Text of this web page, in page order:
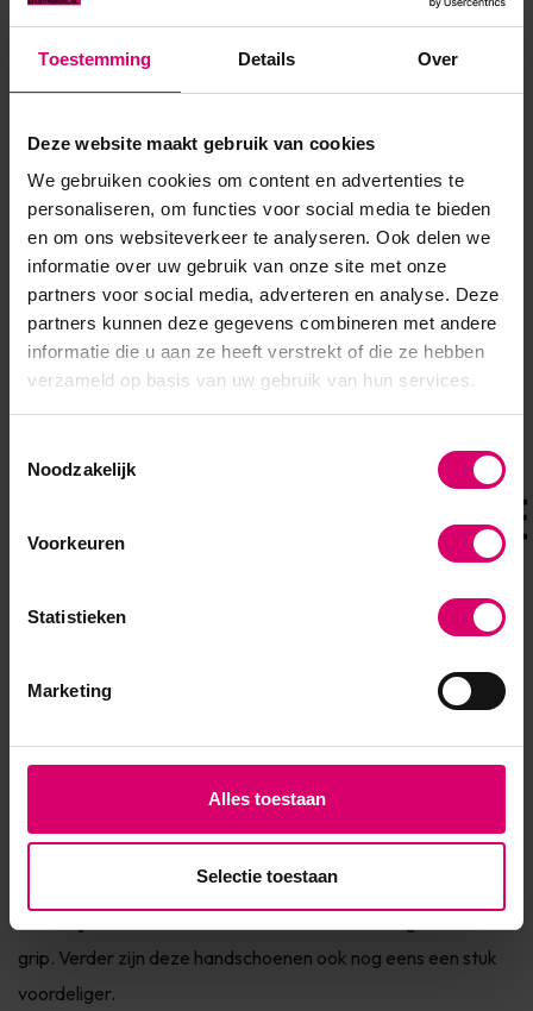
Toestemming Details Over
Deze website maakt gebruik van cookies
We gebruiken cookies om content en advertenties te
personaliseren, om functies voor social media te bieden
en om ons websiteverkeer te analyseren. Ook delen we
informatie over uw gebruik van onze site met onze
partners voor social media, adverteren en analyse. Deze
partners kunnen deze gegevens combineren met andere
informatie die u aan ze heeft verstrekt of die ze hebben
verzameld op basis van uw gebruik van hun services.
Noodzakelijk
Voorkeuren
Statistieken
Marketing
Alles toestaan
Selectie toestaan
grip 100 stuks - Maat L
Op voorraad
7,95
Overige categorieën in MERKEN
Comforties
van dit type handschoen. Het alternatief hiervoor zijn dePro
Zwarte Nitril Handschoenen B897 met grip 100 stuks
grip. Verder zijn deze handschoenen ook nog eens een stuk
voordeliger.